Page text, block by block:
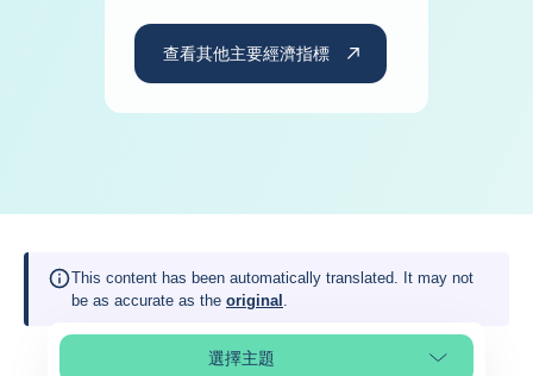
查看其他主要經濟指標
This content has been automatically translated. It may not
be as accurate as the original .
選擇主題選擇頁面段落